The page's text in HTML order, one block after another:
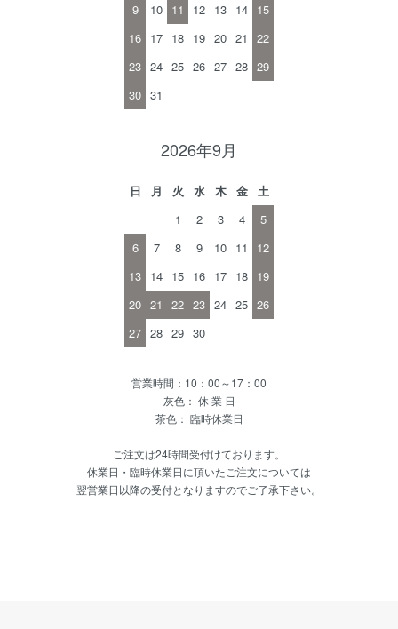
9
10 11 12 13 14 15
16 17 18 19 20 21
22
23 24 25 26 27 28 29
30 31
2026年9月
日 月 火 水 木 金
土
1
2 3 4
5
6
7 8 9 10 11
12
13 14 15 16 17 18 19
20 21 22 23 24 25 26
27 28 29 30
営業時間：10：00～17：00
灰色： 休 業 日
茶色： 臨時休業日
ご注文は24時間受付けております。
休業日・臨時休業日に頂いたご注文については
翌営業日以降の受付となりますのでご了承下さい。